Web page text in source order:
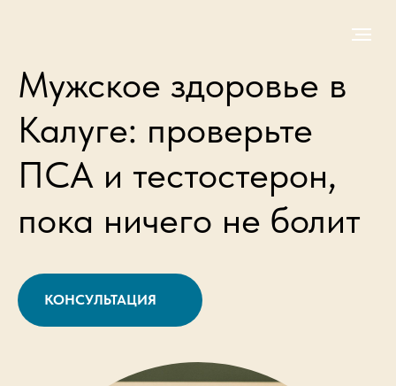
Мужское здоровье в
Калуге: проверьте
ПСА и тестостерон,
пока ничего не болит
КОНСУЛЬТАЦИЯ